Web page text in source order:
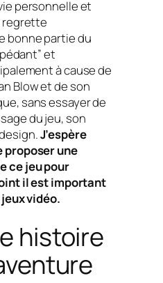
personnelle et
regrette
bonne partie du
et
à cause de
Blow et de son
sans essayer de
du jeu, son
J’espère
proposer une
ce jeu pour
il est important
vidéo.
histoire